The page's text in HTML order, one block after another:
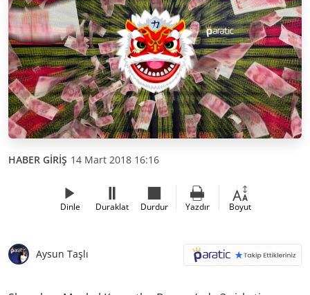
HABER GİRİŞ 14 Mart 2018 16:16
Dinle Duraklat Durdur Yazdır Boyut
Aysun Taşlı